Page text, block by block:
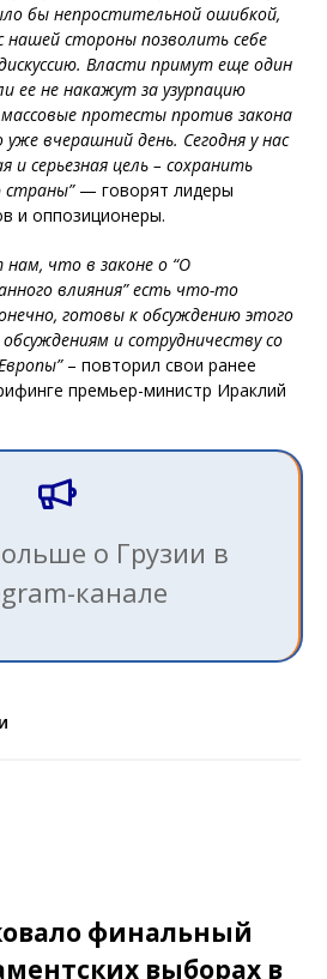
бы непростительной ошибкой,
нашей стороны позволить себе
Власти примут еще один
ее не накажут за узурпацию
протесты против закона
вчерашний день. Сегодня у нас
и серьезная цель – сохранить
— говорят лидеры
и оппозиционеры.
что в законе о “О
влияния” есть что-то
готовы к обсуждению этого
и сотрудничеству со
– повторил свои ранее
премьер-министр Ираклий
о Грузии в
канале
финальный
выборах в